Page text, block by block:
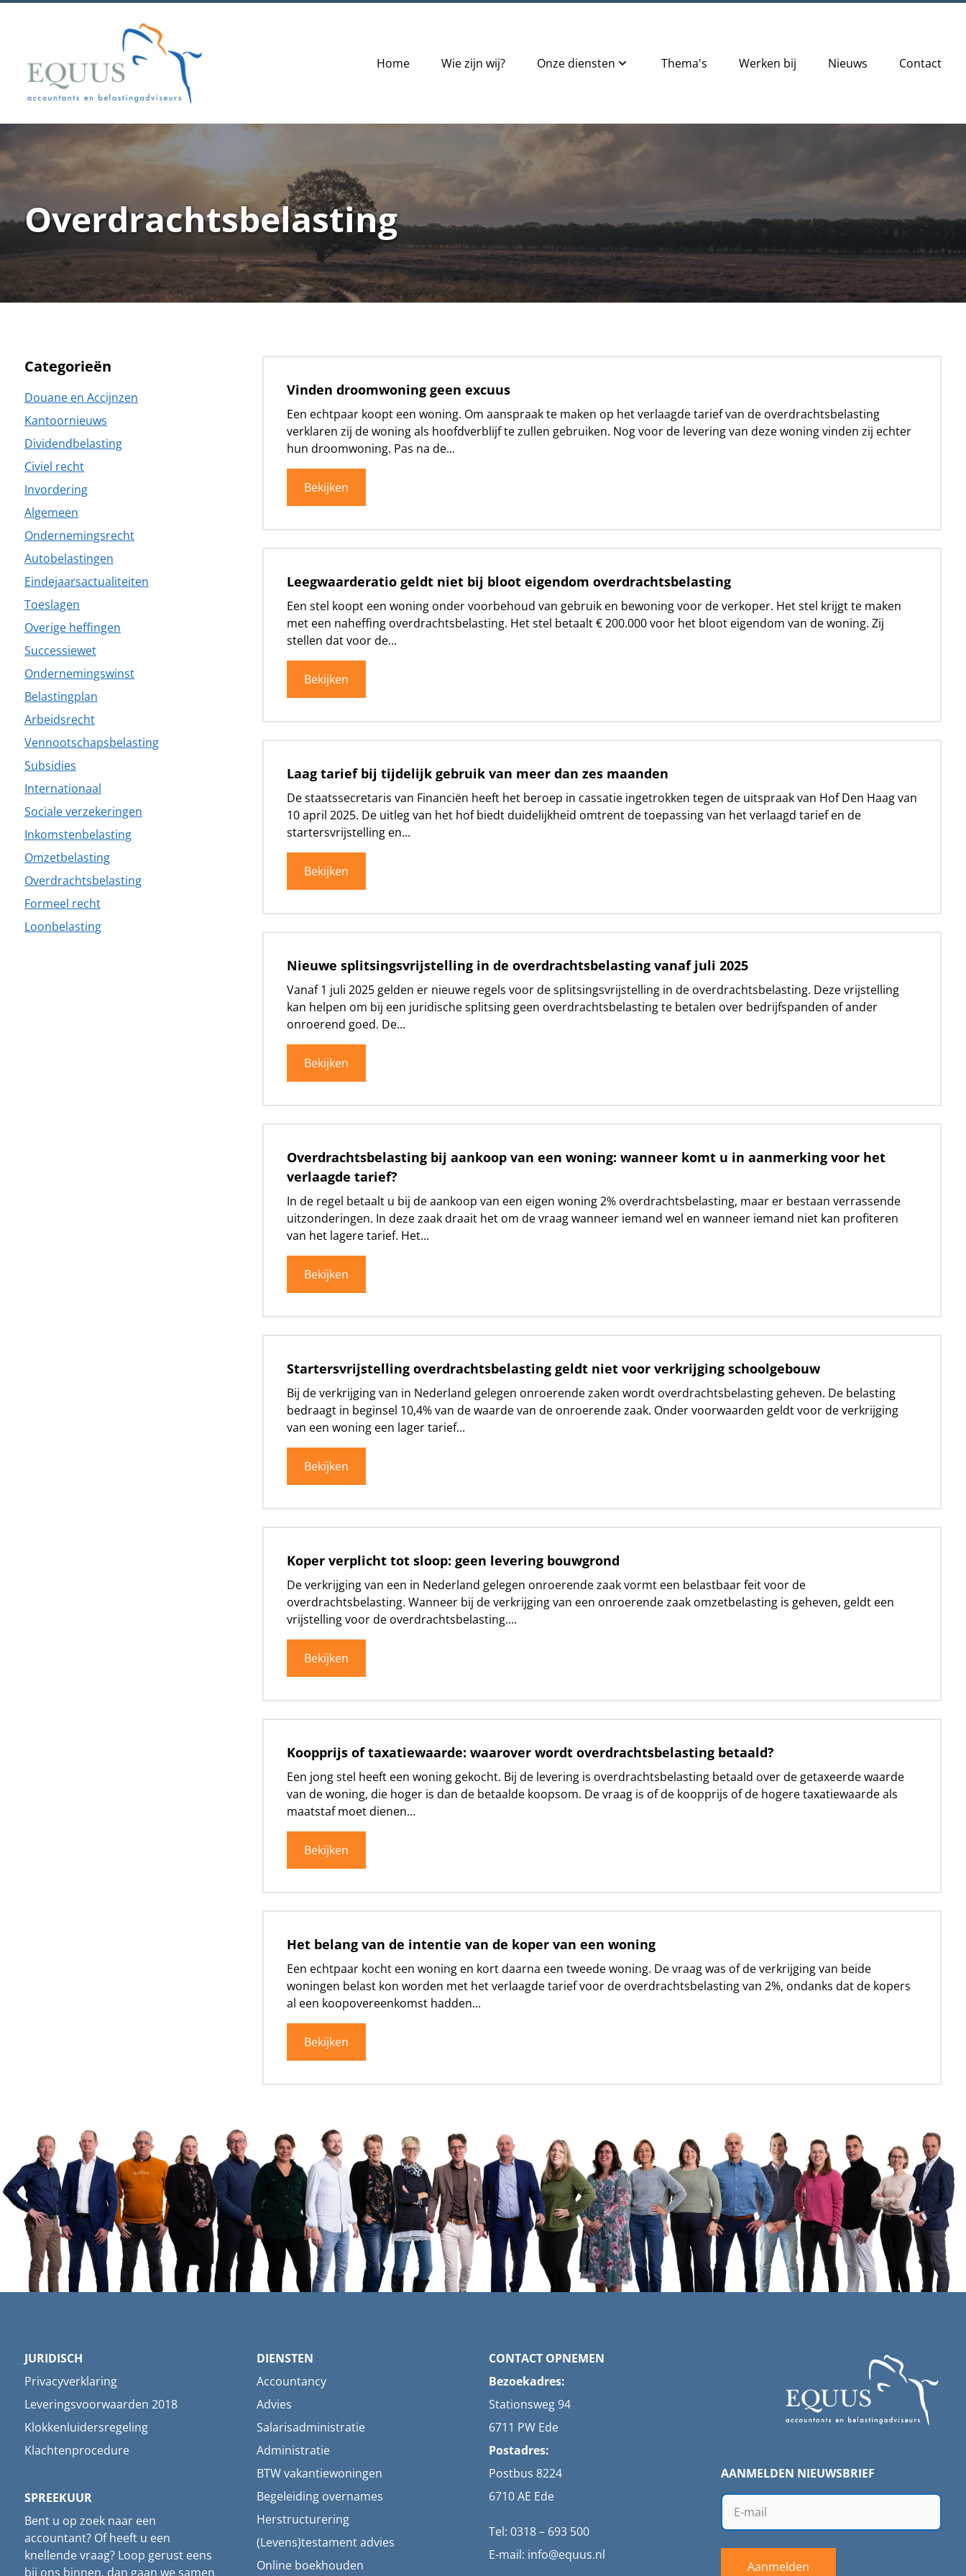
Home Wie zijn wij? Onze diensten Thema's Werken bij Nieuws Contact
Overdrachtsbelasting
Categorieën
Douane en Accijnzen
Kantoornieuws
Dividendbelasting
Civiel recht
Invordering
Algemeen
Ondernemingsrecht
Autobelastingen
Eindejaarsactualiteiten
Toeslagen
Overige heffingen
Successiewet
Ondernemingswinst
Belastingplan
Arbeidsrecht
Vennootschapsbelasting
Subsidies
Internationaal
Sociale verzekeringen
Inkomstenbelasting
Omzetbelasting
Overdrachtsbelasting
Formeel recht
Loonbelasting
Vinden droomwoning geen excuus
Een echtpaar koopt een woning. Om aanspraak te maken op het verlaagde tarief van de overdrachtsbelasting
verklaren zij de woning als hoofdverblijf te zullen gebruiken. Nog voor de levering van deze woning vinden zij echter
hun droomwoning. Pas na de...
Bekijken
Leegwaarderatio geldt niet bij bloot eigendom overdrachtsbelasting
Een stel koopt een woning onder voorbehoud van gebruik en bewoning voor de verkoper. Het stel krijgt te maken
met een naheffing overdrachtsbelasting. Het stel betaalt € 200.000 voor het bloot eigendom van de woning. Zij
stellen dat voor de...
Bekijken
Laag tarief bij tijdelijk gebruik van meer dan zes maanden
De staatssecretaris van Financiën heeft het beroep in cassatie ingetrokken tegen de uitspraak van Hof Den Haag van
10 april 2025. De uitleg van het hof biedt duidelijkheid omtrent de toepassing van het verlaagd tarief en de
startersvrijstelling en...
Bekijken
Nieuwe splitsingsvrijstelling in de overdrachtsbelasting vanaf juli 2025
Vanaf 1 juli 2025 gelden er nieuwe regels voor de splitsingsvrijstelling in de overdrachtsbelasting. Deze vrijstelling
kan helpen om bij een juridische splitsing geen overdrachtsbelasting te betalen over bedrijfspanden of ander
onroerend goed. De...
Bekijken
Overdrachtsbelasting bij aankoop van een woning: wanneer komt u in aanmerking voor het
verlaagde tarief?
In de regel betaalt u bij de aankoop van een eigen woning 2% overdrachtsbelasting, maar er bestaan verrassende
uitzonderingen. In deze zaak draait het om de vraag wanneer iemand wel en wanneer iemand niet kan profiteren
van het lagere tarief. Het...
Bekijken
Startersvrijstelling overdrachtsbelasting geldt niet voor verkrijging schoolgebouw
Bij de verkrijging van in Nederland gelegen onroerende zaken wordt overdrachtsbelasting geheven. De belasting
bedraagt in beginsel 10,4% van de waarde van de onroerende zaak. Onder voorwaarden geldt voor de verkrijging
van een woning een lager tarief...
Bekijken
Koper verplicht tot sloop: geen levering bouwgrond
De verkrijging van een in Nederland gelegen onroerende zaak vormt een belastbaar feit voor de
overdrachtsbelasting. Wanneer bij de verkrijging van een onroerende zaak omzetbelasting is geheven, geldt een
vrijstelling voor de overdrachtsbelasting....
Bekijken
Koopprijs of taxatiewaarde: waarover wordt overdrachtsbelasting betaald?
Een jong stel heeft een woning gekocht. Bij de levering is overdrachtsbelasting betaald over de getaxeerde waarde
van de woning, die hoger is dan de betaalde koopsom. De vraag is of de koopprijs of de hogere taxatiewaarde als
maatstaf moet dienen...
Bekijken
Het belang van de intentie van de koper van een woning
Een echtpaar kocht een woning en kort daarna een tweede woning. De vraag was of de verkrijging van beide
woningen belast kon worden met het verlaagde tarief voor de overdrachtsbelasting van 2%, ondanks dat de kopers
al een koopovereenkomst hadden...
Bekijken
JURIDISCH
Privacyverklaring
Leveringsvoorwaarden 2018
Klokkenluidersregeling
Klachtenprocedure
SPREEKUUR
Bent u op zoek naar een
accountant? Of heeft u een
knellende vraag? Loop gerust eens
bij ons binnen, dan gaan we samen
DIENSTEN
Accountancy
Advies
Salarisadministratie
Administratie
BTW vakantiewoningen
Begeleiding overnames
Herstructurering
(Levens)testament advies
Online boekhouden
CONTACT OPNEMEN
Bezoekadres:
Stationsweg 94
6711 PW Ede
Postadres:
Postbus 8224
6710 AE Ede
Tel: 0318 – 693 500
E-mail: info@equus.nl
AANMELDEN NIEUWSBRIEF
Aanmelden